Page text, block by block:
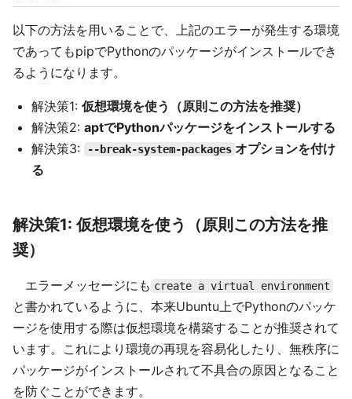
以下の方法を用いることで、上記のエラーが発生する環境
であってもpipでPythonのパッケージがインストールでき
るようになります。
解決策1: 仮想環境を使う（原則この方法を推奨）
解決策2: aptでPythonパッケージをインストールする
解決策3:
--break-system-packages オプションを付け
る
解決策1: 仮想環境を使う（原則この方法を推
奨）
エラーメッセージにも create a virtual environment
と書かれているように、本来Ubuntu上でPythonのパッケ
ージを使用する際は仮想環境を構築することが推奨されて
います。これにより環境の再現を容易化したり、無秩序に
パッケージがインストールされて不具合の原因となること
を防ぐことができます。